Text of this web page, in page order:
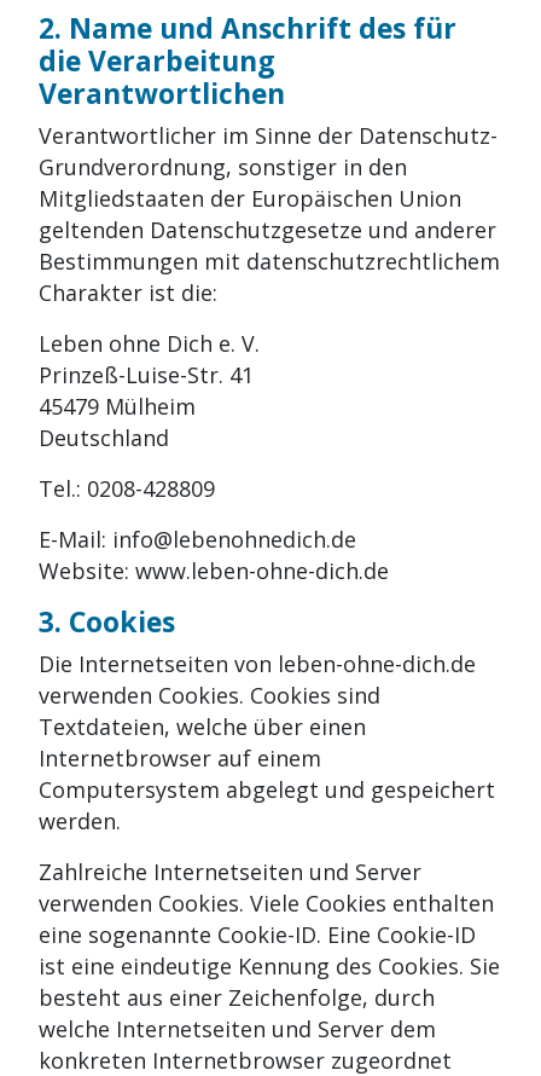
2. Name und Anschrift des für
die Verarbeitung
Verantwortlichen
Verantwortlicher im Sinne der Datenschutz-
Grundverordnung, sonstiger in den
Mitgliedstaaten der Europäischen Union
geltenden Datenschutzgesetze und anderer
Bestimmungen mit datenschutzrechtlichem
Charakter ist die:
Leben ohne Dich e. V.
Prinzeß-Luise-Str. 41
45479 Mülheim
Deutschland
Tel.: 0208-428809
E-Mail: info@lebenohnedich.de
Website: www.leben-ohne-dich.de
3. Cookies
Die Internetseiten von leben-ohne-dich.de
verwenden Cookies. Cookies sind
Textdateien, welche über einen
Internetbrowser auf einem
Computersystem abgelegt und gespeichert
werden.
Zahlreiche Internetseiten und Server
verwenden Cookies. Viele Cookies enthalten
eine sogenannte Cookie-ID. Eine Cookie-ID
ist eine eindeutige Kennung des Cookies. Sie
besteht aus einer Zeichenfolge, durch
welche Internetseiten und Server dem
konkreten Internetbrowser zugeordnet